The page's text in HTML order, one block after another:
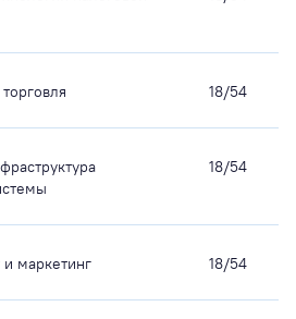
18/54
18/54
маркетинг 18/54